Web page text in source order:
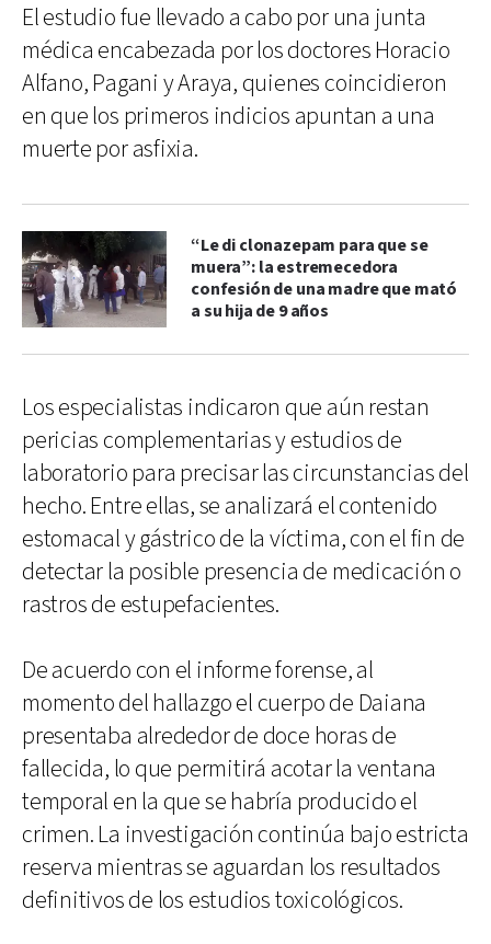
El estudio fue llevado a cabo por una junta
médica encabezada por los doctores Horacio
Alfano, Pagani y Araya, quienes coincidieron
en que los primeros indicios apuntan a una
muerte por asfixia.
“Le di clonazepam para que se
muera”: la estremecedora
confesión de una madre que mató
a su hija de 9 años
Los especialistas indicaron que aún restan
pericias complementarias y estudios de
laboratorio para precisar las circunstancias del
hecho. Entre ellas, se analizará el contenido
estomacal y gástrico de la víctima, con el fin de
detectar la posible presencia de medicación o
rastros de estupefacientes.
De acuerdo con el informe forense, al
momento del hallazgo el cuerpo de Daiana
presentaba alrededor de doce horas de
fallecida, lo que permitirá acotar la ventana
temporal en la que se habría producido el
crimen. La investigación continúa bajo estricta
reserva mientras se aguardan los resultados
definitivos de los estudios toxicológicos.